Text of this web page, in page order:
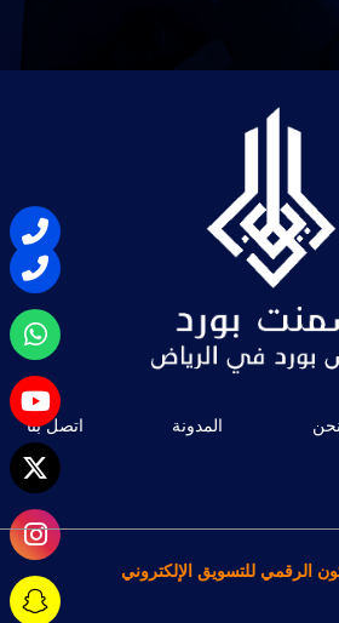
المدونة اتصل بنا
الرقمي للتسويق الإلكتروني